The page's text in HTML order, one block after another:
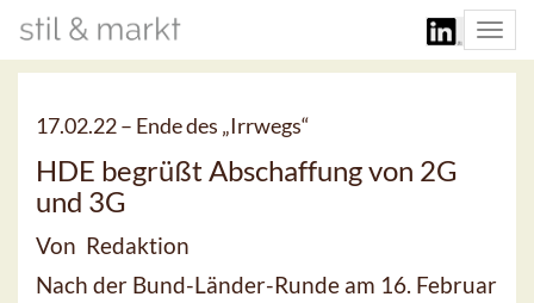
17.02.22 – Ende des „Irrwegs“
HDE begrüßt Abschaffung von 2G
und 3G
Von Redaktion
Nach der Bund-Länder-Runde am 16. Februar